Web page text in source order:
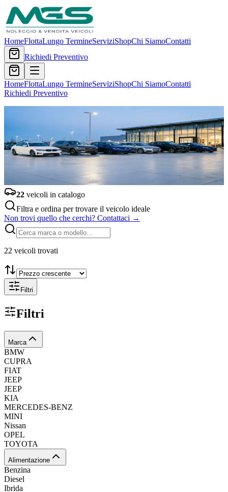
HomeFlottaLungo TermineServiziShopChi SiamoContatti
Richiedi Preventivo
HomeFlottaLungo TermineServiziShopChi SiamoContatti
Richiedi Preventivo
La Nostra Flotta
Veicoli selezionati per il noleggio breve, lungo termine e vendita.
Usa i filtri per trovare l'auto perfetta per le tue esigenze.
22 veicoli in catalogo
Filtra e ordina per trovare il veicolo ideale
Non trovi quello che cerchi? Contattaci →
22 veicoli trovati
Filtri
Filtri
Marca
BMW
CUPRA
FIAT
JEEP
JEEP
KIA
MERCEDES-BENZ
MINI
Nissan
OPEL
TOYOTA
Alimentazione
Benzina
Diesel
Ibrida